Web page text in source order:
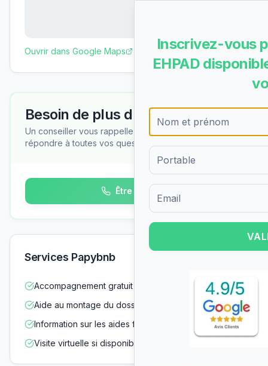
Ouvrir dans Google Maps
Besoin de plus d'informations ?
Un conseiller vous rappelle gratuitement pour
répondre à toutes vos questions
Être rappelé
Services Papybnb
Accompagnement gratuit dans vos démarches
Aide au montage du dossier d'admission
Information sur les aides financières
Visite virtuelle si disponible
Inscrivez-vous
EHPAD
Formulaire d'inscription pour